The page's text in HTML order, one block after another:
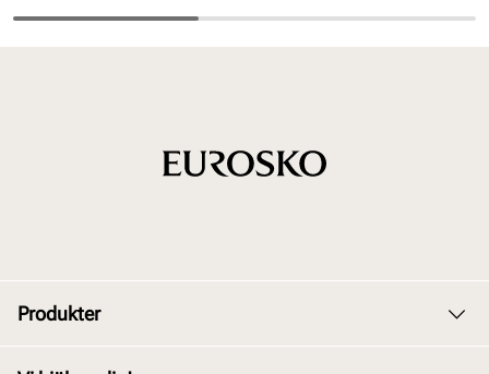
Pris
Pris
Produkter